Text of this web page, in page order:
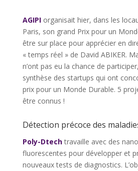
AGIPI organisait hier, dans les
Paris, son grand Prix pour un
être sur place pour apprécier en
« temps réel » de David ABIKER.
n’ont pas eu la chance de
synthèse des startups qui ont
prix pour un Monde Durable. 5
être connus !
Détection précoce des
Poly-Dtechtravaille avec des
fluorescentes pour développer et
nouveaux tests de diagnostics.